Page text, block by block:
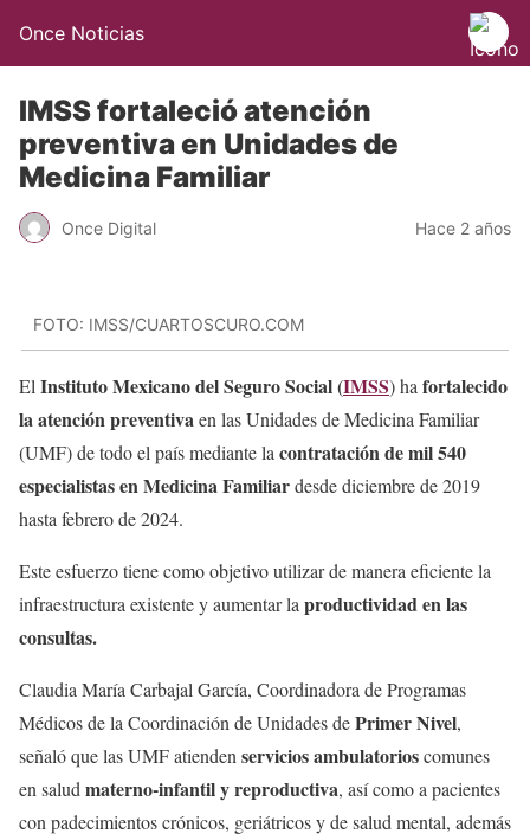
Once Noticias
IMSS fortaleció atención
preventiva en Unidades de
Medicina Familiar
Once Digital Hace 2 años
FOTO: IMSS/CUARTOSCURO.COM
El Instituto Mexicano del Seguro Social (IMSS) ha fortalecido
la atención preventivaen las Unidades de Medicina Familiar
(UMF) de todo el país mediante la contratación de mil 540
especialistas en Medicina Familiardesde diciembre de 2019
hasta febrero de 2024.
Este esfuerzo tiene como objetivo utilizar de manera eficiente la
infraestructura existente y aumentar la productividad en las
consultas.
Claudia María Carbajal García, Coordinadora de Programas
Médicos de la Coordinación de Unidades dePrimer Nivel,
señaló que las UMF atienden servicios ambulatorioscomunes
en salud materno-infantil y reproductiva, así como a pacientes
con padecimientos crónicos, geriátricos y de salud mental, además